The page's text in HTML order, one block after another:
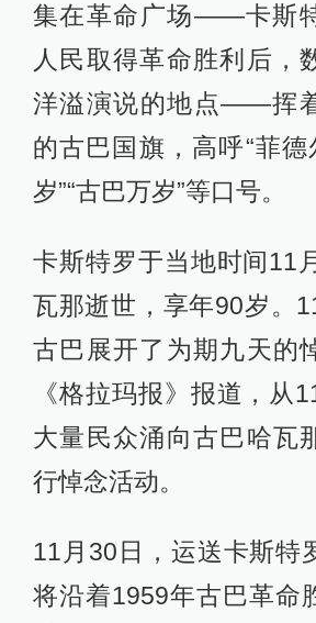
集在革命广场——卡斯
人民取得革命胜利后，
洋溢演说的地点——挥
的古巴国旗，高呼“菲德
岁”“古巴万岁”等口号。
卡斯特罗于当地时间11
瓦那逝世，享年90岁。
古巴展开了为期九天的
《格拉玛报》报道，从
大量民众涌向古巴哈瓦
行悼念活动。
11月30日，运送卡斯特
将沿着1959年古巴革命